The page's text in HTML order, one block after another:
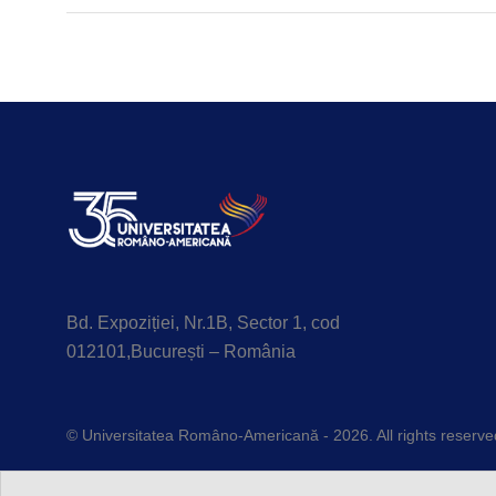
Bd. Expoziției, Nr.1B, Sector 1, cod
012101,București – România
© Universitatea Româno-Americană - 2026. All rights